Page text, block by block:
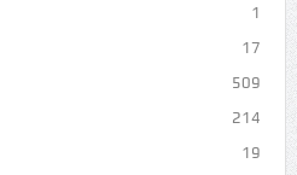
1
17
509
214
19